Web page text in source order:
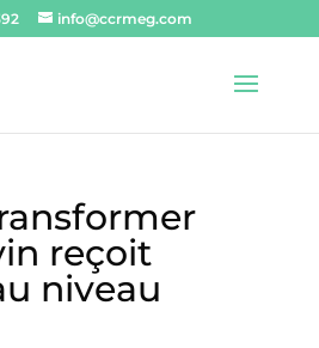
info@ccrmeg.com
reçoit
niveau